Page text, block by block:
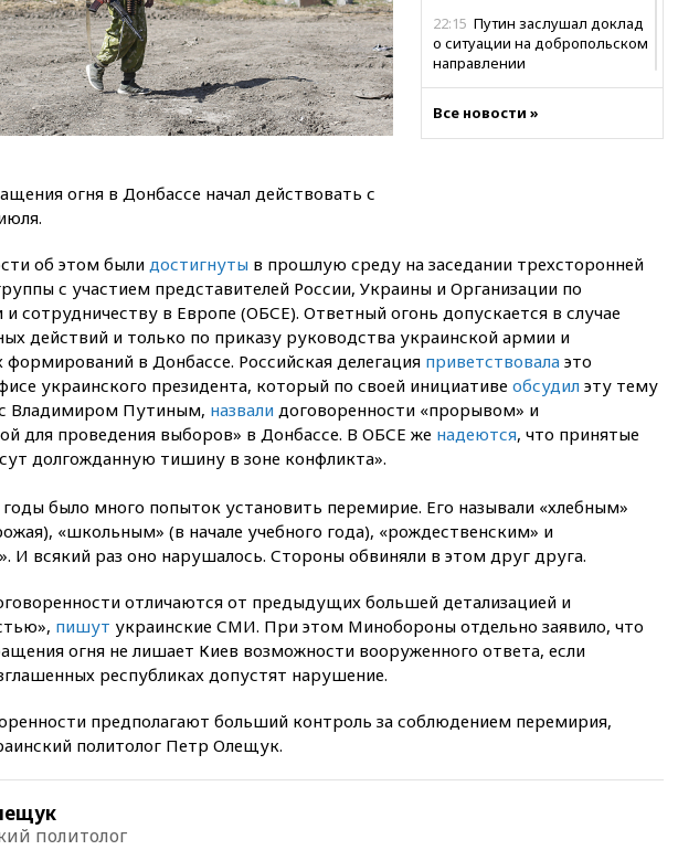
22:15 Путин заслушал доклад
о ситуации на добропольском
направлении
признала нежелательным в
РФ американский Human
21:25Руслан Терновой
выиграл золото чемпионата
Европы в прыжках с 10-
метровой вышки
21:10РФ не получала
обращений о прекращении
концессии строительства ж/д
в Армении
20:45Матвиенко: россиянам
посещать Армению
20:35ПВО за день сбила еще
281 украинский беспилотник
над Россией
Все новости »
огня в Донбассе начал действовать с
об этом были достигнуты в прошлую среду на заседании трехсторонней
с участием представителей России, Украины и Организации по
и сотрудничеству в Европе (ОБСЕ). Ответный огонь допускается в случае
действий и только по приказу руководства украинской армии и
в Донбассе. Российская делегация приветствовала это
украинского президента, который по своей инициативе обсудил эту тему
Владимиром Путиным, назвали договоренности «прорывом» и
для проведения выборов» в Донбассе. В ОБСЕ же надеются, что принятые
долгожданную тишину в зоне конфликта».
годы было много попыток установить перемирие. Его называли «хлебным»
«школьным» (в начале учебного года), «рождественским» и
И всякий раз оно нарушалось. Стороны обвиняли в этом друг друга.
отличаются от предыдущих большей детализацией и
пишут украинские СМИ. При этом Минобороны отдельно заявило, что
огня не лишает Киев возможности вооруженного ответа, если
республиках допустят нарушение.
предполагают больший контроль за соблюдением перемирия,
политолог Петр Олещук.
политолог